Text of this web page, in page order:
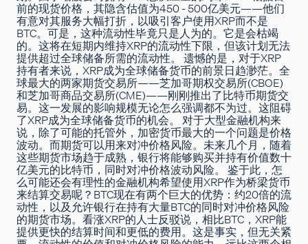
前的现货价格 ，其隐含估值为450 - 500亿美元——他们
有意对其服务大幅打折，以吸引客户使用XRP而不是
BTC。可是，这种流动性毕竟只是人为的。它是会枯竭
的。这将在短期内维持XRP的流动性下限，但该计划无法
提供超过全球储备所需的流动性。 遗憾的是，对于XRP
持有者来说，XRP成为全球储备货币的前景日趋渺茫。全
球最大的两家期货交易所——芝加哥期权交易所(CBOE)
和芝加哥商品交易所(CME)——刚刚推出了比特币期货交
易。这一发展的影响规模无论怎么强调都不为过。这阻碍
了XRP成为全球储备货币的机会。 对于大型金融机构来
说，除了可能的托管外，加密货币最大的一个问题是价格
波动。而期货可以用来对冲价格风险。未来几个月，随着
这些期货市场趋于成熟，银行将能够购买并持有价值数十
亿美元的比特币，同时对冲价格波动风险。 鉴于此，怎
么可能还会有理性的金融机构希望使用XRP作为桥梁货币
来结算交易呢？BTC现在有两个巨大的优势：约20倍的流
动性，以及允许银行在持有大量BTC的同时对冲价格风险
的期货市场。看涨XRP的人士反驳说，相比BTC，XRP能
提供更快的结算时间和更低的费用。这是事实，但无关紧